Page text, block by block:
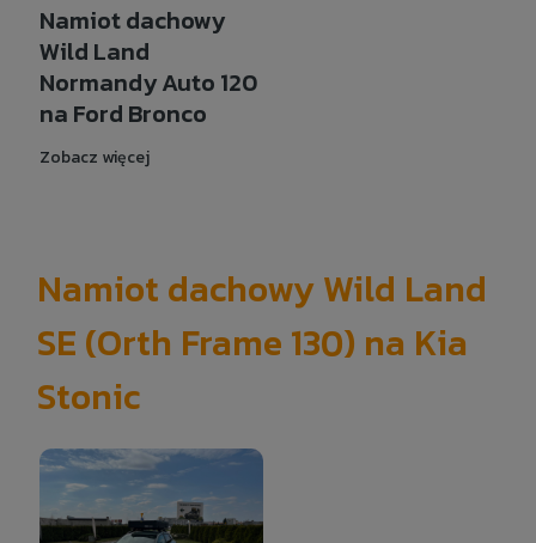
Namiot dachowy
Wild Land
Normandy Auto 120
na Ford Bronco
Zobacz więcej
Namiot dachowy Wild Land
SE (Orth Frame 130) na Kia
Stonic